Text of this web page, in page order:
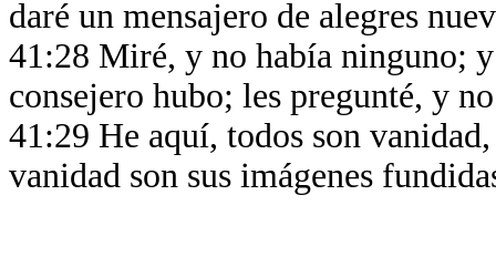
daré un mensajero de alegres
41:28 Miré, y no había ninguno;
consejero hubo; les pregunté, y
41:29 He aquí, todos son
vanidad son sus imágenes